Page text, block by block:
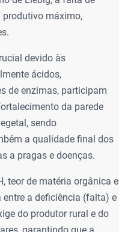
produtivo máximo,
devido às
ácidos,
de enzimas, participam
da parede
sendo
a qualidade final dos
a pragas e doenças.
teor de matéria orgânica e
a deficiência (falta) e
do produtor rural e do
garantindo que a